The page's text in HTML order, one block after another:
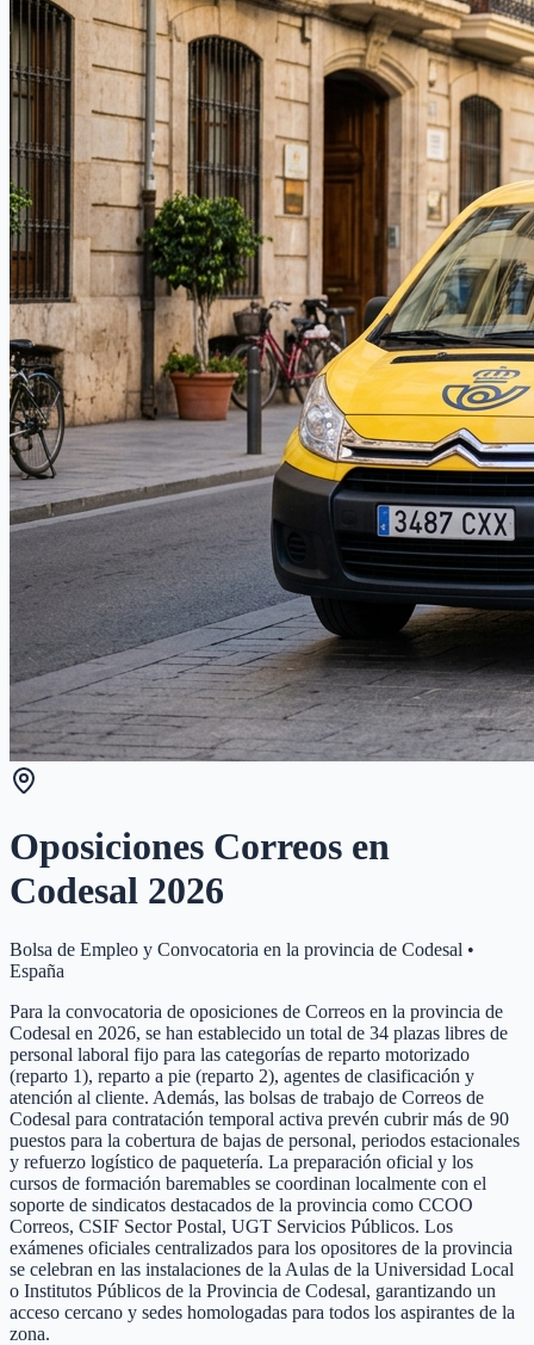
Oposiciones Correos en
Codesal 2026
Bolsa de Empleo y Convocatoria en la provincia de Codesal •
España
Para la convocatoria de oposiciones de Correos en la provincia de
Codesal en 2026, se han establecido un total de 34 plazas libres de
personal laboral fijo para las categorías de reparto motorizado
(reparto 1), reparto a pie (reparto 2), agentes de clasificación y
atención al cliente. Además, las bolsas de trabajo de Correos de
Codesal para contratación temporal activa prevén cubrir más de 90
puestos para la cobertura de bajas de personal, periodos estacionales
y refuerzo logístico de paquetería. La preparación oficial y los
cursos de formación baremables se coordinan localmente con el
soporte de sindicatos destacados de la provincia como CCOO
Correos, CSIF Sector Postal, UGT Servicios Públicos. Los
exámenes oficiales centralizados para los opositores de la provincia
se celebran en las instalaciones de la Aulas de la Universidad Local
o Institutos Públicos de la Provincia de Codesal, garantizando un
acceso cercano y sedes homologadas para todos los aspirantes de la
zona.